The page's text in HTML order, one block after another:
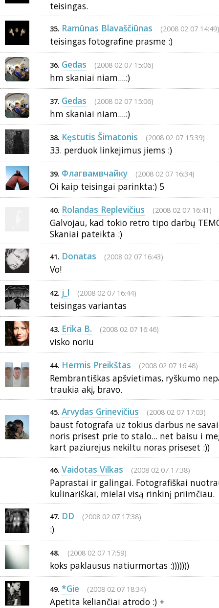
teisingas.
35. Ramūnas Blavaščiūnas (2008 02 07 14:49)
teisingas fotografine prasme :)
36. Gedas (2008 02 07 15:06)
hm skaniai niam....:)
37. Gedas (2008 02 07 15:06)
hm skaniai niam....:)
38. Kęstutis Šimatonis (2008 02 07 15:39)
33. perduok linkejimus jiems :)
39. Флагвамвчaйку (2008 02 07 16:34)
Oi kaip teisingai parinkta:) 5
40. Rolandas Replevičius (2008 02 07 16:41)
Galvojau, kad tokio retro tipo darbų
Skaniai pateikta :)
41. Donatas (2008 02 07 16:43)
Vo!
42. j_l (2008 02 07 16:44)
teisingas variantas
43. Erika B. (2008 02 07 16:46)
visko noriu
44. Hermis Preikštas (2008 02 07 16:48)
Rembrantiškas apšvietimas, ryškumo
traukia akį, bravo.
45. Arvydas Grinevičius (2008 02 07 17:03)
baust fotografa uz tokius darbus ne
noris prisest prie to stalo... net baisu i
kart paziurejus nekiltu noras priseset :))
46. Vaidotas Vilkas (2008 02 07 17:38)
Paprastai ir galingai. Fotografiškai
kulinariškai, mielai visą rinkinį priimčiau.
47. DD (2008 02 07 17:38)
:)
48. (2008 02 07 17:59)
koks paklausus natiurmortas :)))))))
49. *Gie (2008 02 07 18:34)
Apetita keliančiai atrodo :) +